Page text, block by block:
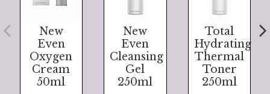
New
Even
Oxygen
Cream
50ml
New
Even
Cleansing
Gel
250ml
Total
Hydrating
Thermal
Toner
250ml